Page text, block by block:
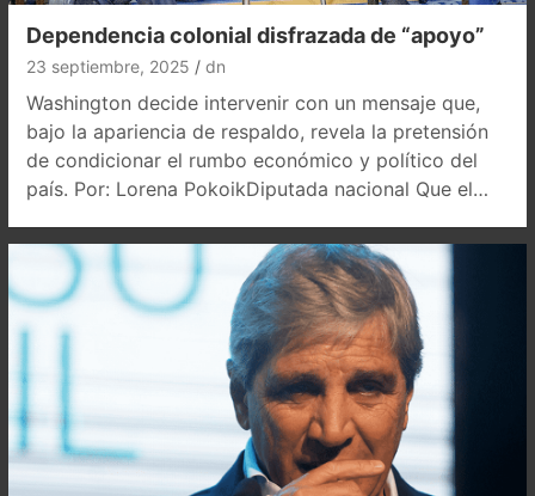
Dependencia colonial disfrazada de “apoyo”
23 septiembre, 2025 dn
Washington decide intervenir con un mensaje que,
bajo la apariencia de respaldo, revela la pretensión
de condicionar el rumbo económico y político del
país. Por: Lorena PokoikDiputada nacional Que el…